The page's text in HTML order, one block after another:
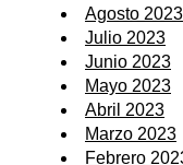
Agosto 2023
Julio 2023
Junio 2023
Mayo 2023
Abril 2023
Marzo 2023
Febrero